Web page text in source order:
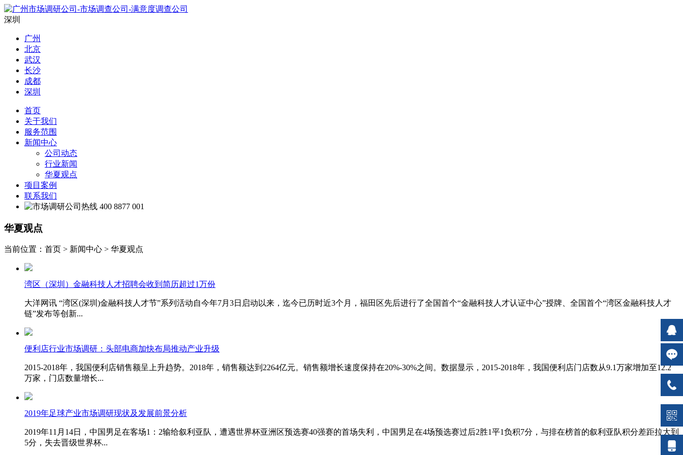
深圳
广州
北京
武汉
长沙
成都
深圳
首页
关于我们
服务范围
新闻中心
公司动态
行业新闻
华夏观点
项目案例
联系我们
400 8877 001
华夏观点
当前位置：首页 > 新闻中心 > 华夏观点
湾区（深圳）金融科技人才招聘会收到简历超过1万份
大洋网讯 “湾区(深圳)金融科技人才节”系列活动自今年7月3日启动以来，迄今已历时近3个月，福田区先后进行了全国首个“金融科技人才认证中心”授牌、全国首个“湾区金融科技人才
链”发布等创新...
便利店行业市场调研：头部电商加快布局推动产业升级
2015-2018年，我国便利店销售额呈上升趋势。2018年，销售额达到2264亿元。销售额增长速度保持在20%-30%之间。数据显示，2015-2018年，我国便利店门店数从9.1万家增加至12.2
万家，门店数量增长...
2019年足球产业市场调研现状及发展前景分析
2019年11月14日，中国男足在客场1：2输给叙利亚队，遭遇世界杯亚洲区预选赛40强赛的首场失利，中国男足在4场预选赛过后2胜1平1负积7分，与排在榜首的叙利亚队积分差距拉大到
5分，失去晋级世界杯...